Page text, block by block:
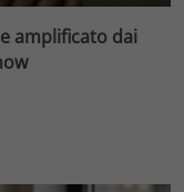
amplificato dai